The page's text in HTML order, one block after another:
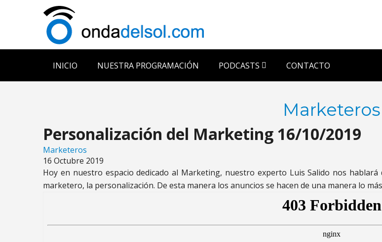
INICIO NUESTRA PROGRAMACIÓN PODCASTS CONTACTO
Marketeros
Personalización del Marketing 16/10/2019
Marketeros
16 Octubre 2019
Hoy en nuestro espacio dedicado al Marketing, nuestro experto Luis Salido nos
marketero, la personalización. De esta manera los anuncios se hacen de una manera lo